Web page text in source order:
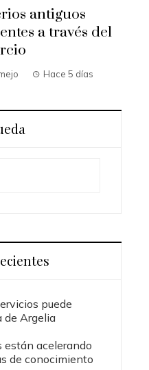
antiguos
a través del
Hace 5 días
puede
de Argelia
están acelerando
de conocimiento